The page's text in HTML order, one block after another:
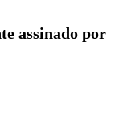
assinado por